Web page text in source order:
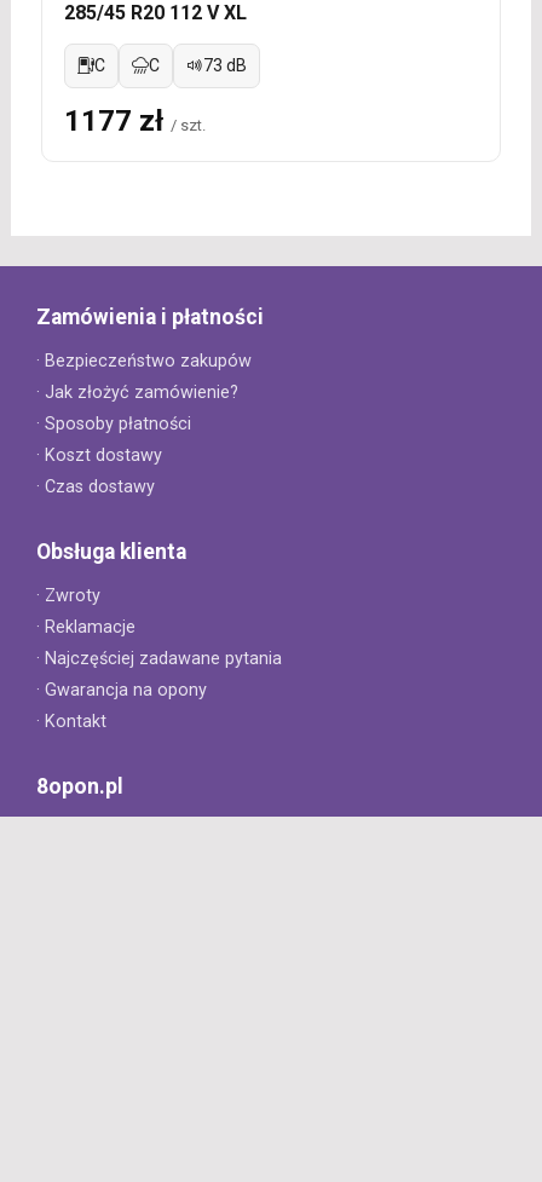
285/45 R20 112 V XL
C C 73 dB
1177 zł / szt.
Zamówienia i płatności
· Bezpieczeństwo zakupów
· Jak złożyć zamówienie?
· Sposoby płatności
· Koszt dostawy
· Czas dostawy
Obsługa klienta
· Zwroty
· Reklamacje
· Najczęściej zadawane pytania
· Gwarancja na opony
· Kontakt
8opon.pl